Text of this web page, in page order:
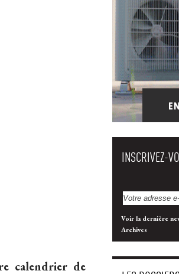
calendrier de
INSCRIVEZ-
Voir la dernière
Archives